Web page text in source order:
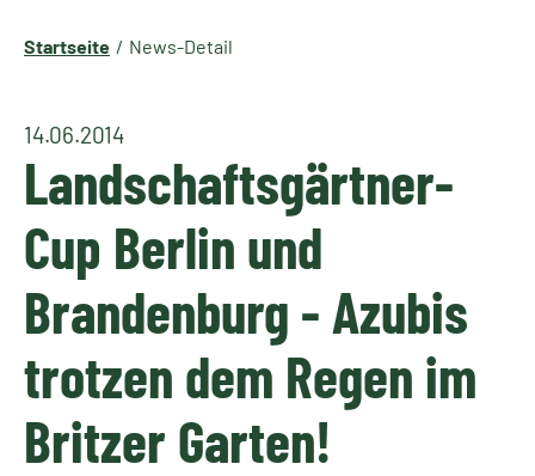
Startseite News-Detail
14.06.2014
Landschaftsgärtner-
Cup Berlin und
Brandenburg - Azubis
trotzen dem Regen im
Britzer Garten!